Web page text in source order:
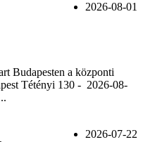
2026-08-01
Budapesten a központi
Tétényi 130 - 2026-08-
2026-07-22